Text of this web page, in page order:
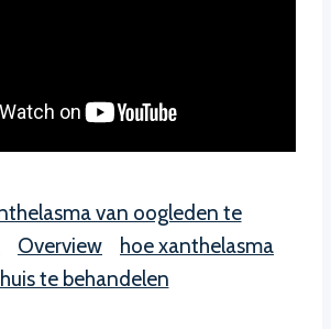
van oogleden te
Overview
hoe xanthelasma
te behandelen